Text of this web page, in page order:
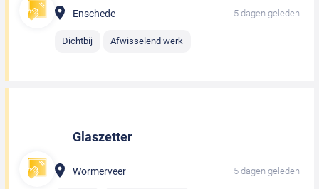
Enschede 5 dagen geleden
Dichtbij Afwisselend werk
Glaszetter
Wormerveer 5 dagen geleden